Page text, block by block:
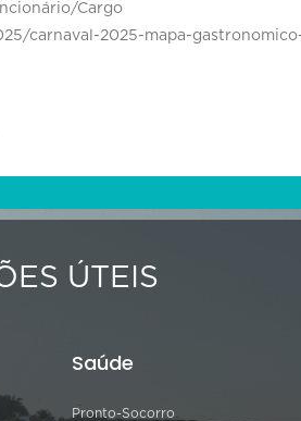
Cargo
carnaval-2025-mapa-
ÚTEIS
Saúde
Pronto-Socorro